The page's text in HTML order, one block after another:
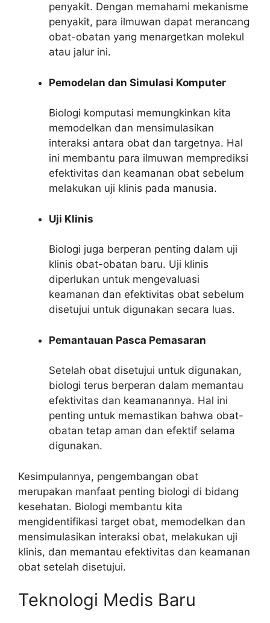
penyakit. Dengan memahami mekanisme
penyakit, para ilmuwan dapat merancang
obat-obatan yang menargetkan molekul
atau jalur ini.
Pemodelan dan Simulasi Komputer
Biologi komputasi memungkinkan kita
memodelkan dan mensimulasikan
interaksi antara obat dan targetnya. Hal
ini membantu para ilmuwan memprediksi
efektivitas dan keamanan obat sebelum
melakukan uji klinis pada manusia.
Uji Klinis
Biologi juga berperan penting dalam uji
klinis obat-obatan baru. Uji klinis
diperlukan untuk mengevaluasi
keamanan dan efektivitas obat sebelum
disetujui untuk digunakan secara luas.
Pemantauan Pasca Pemasaran
Setelah obat disetujui untuk digunakan,
biologi terus berperan dalam memantau
efektivitas dan keamanannya. Hal ini
penting untuk memastikan bahwa obat-
obatan tetap aman dan efektif selama
digunakan.
Kesimpulannya, pengembangan obat
merupakan manfaat penting biologi di bidang
kesehatan. Biologi membantu kita
mengidentifikasi target obat, memodelkan dan
mensimulasikan interaksi obat, melakukan uji
klinis, dan memantau efektivitas dan keamanan
obat setelah disetujui.
Teknologi Medis Baru